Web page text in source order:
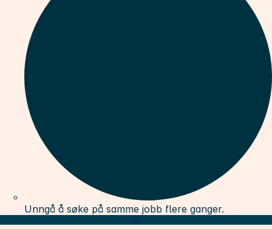
Unngå å søke på samme jobb flere ganger.